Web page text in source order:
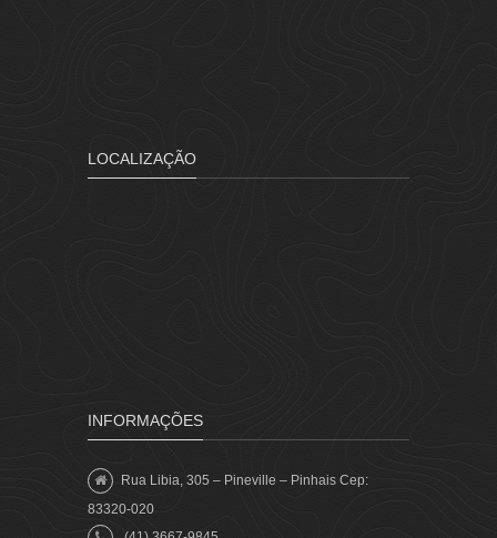
LOCALIZAÇÃO
INFORMAÇÕES
Rua Libia, 305 – Pineville – Pinhais Cep:
83320-020